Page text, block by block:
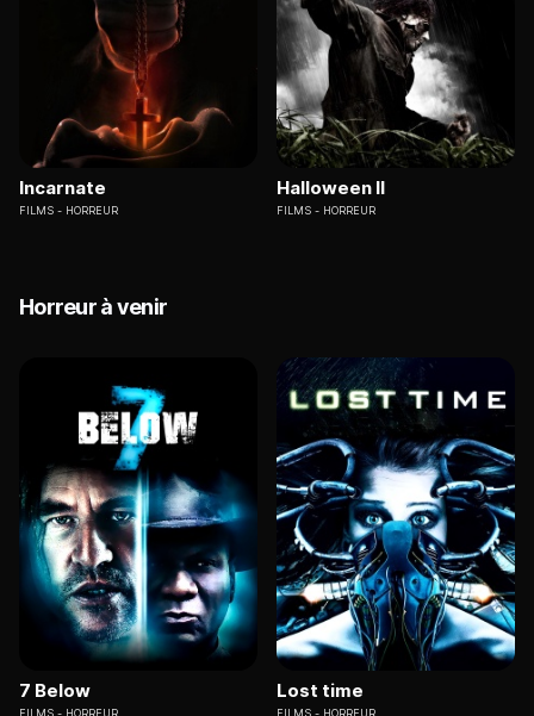
Incarnate
FILMS HORREUR
Halloween II
FILMS HORREUR
Horreur à venir
7 Below
FILMS HORREUR
Lost time
FILMS HORREUR